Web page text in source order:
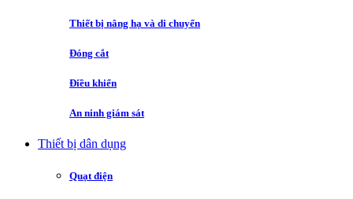
Thiết bị nâng hạ và di chuyển
Đóng cắt
Điều khiển
An ninh giám sát
Thiết bị dân dụng
Quạt điện